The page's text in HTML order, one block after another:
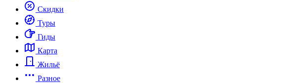
Скидки
Туры
Гиды
Карта
Жильё
Разное